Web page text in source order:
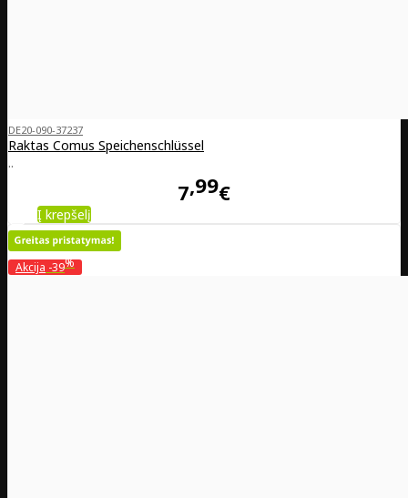
DE20-090-37237
Raktas Comus Speichenschlüssel
..
7 99€
Į krepšelį
Akcija -39%